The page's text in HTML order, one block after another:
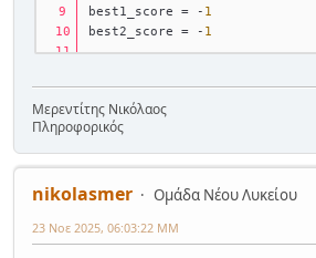
for name, best, tries,
if qualified:
print(f"{name}:
print
Καλύτερη επίδοση:
# --- Δύο καλύτερες
best1_score = - 1
best2_score = - 1
name = input("Δώσε όνομα
")
if name.upper() ==
break
Μερεντίτης Νικόλαος
Πληροφορικός
nikolasmer
Ομάδα Νέου Λυκείου
23 Νοε 2025, 06:03:22 ΜΜ